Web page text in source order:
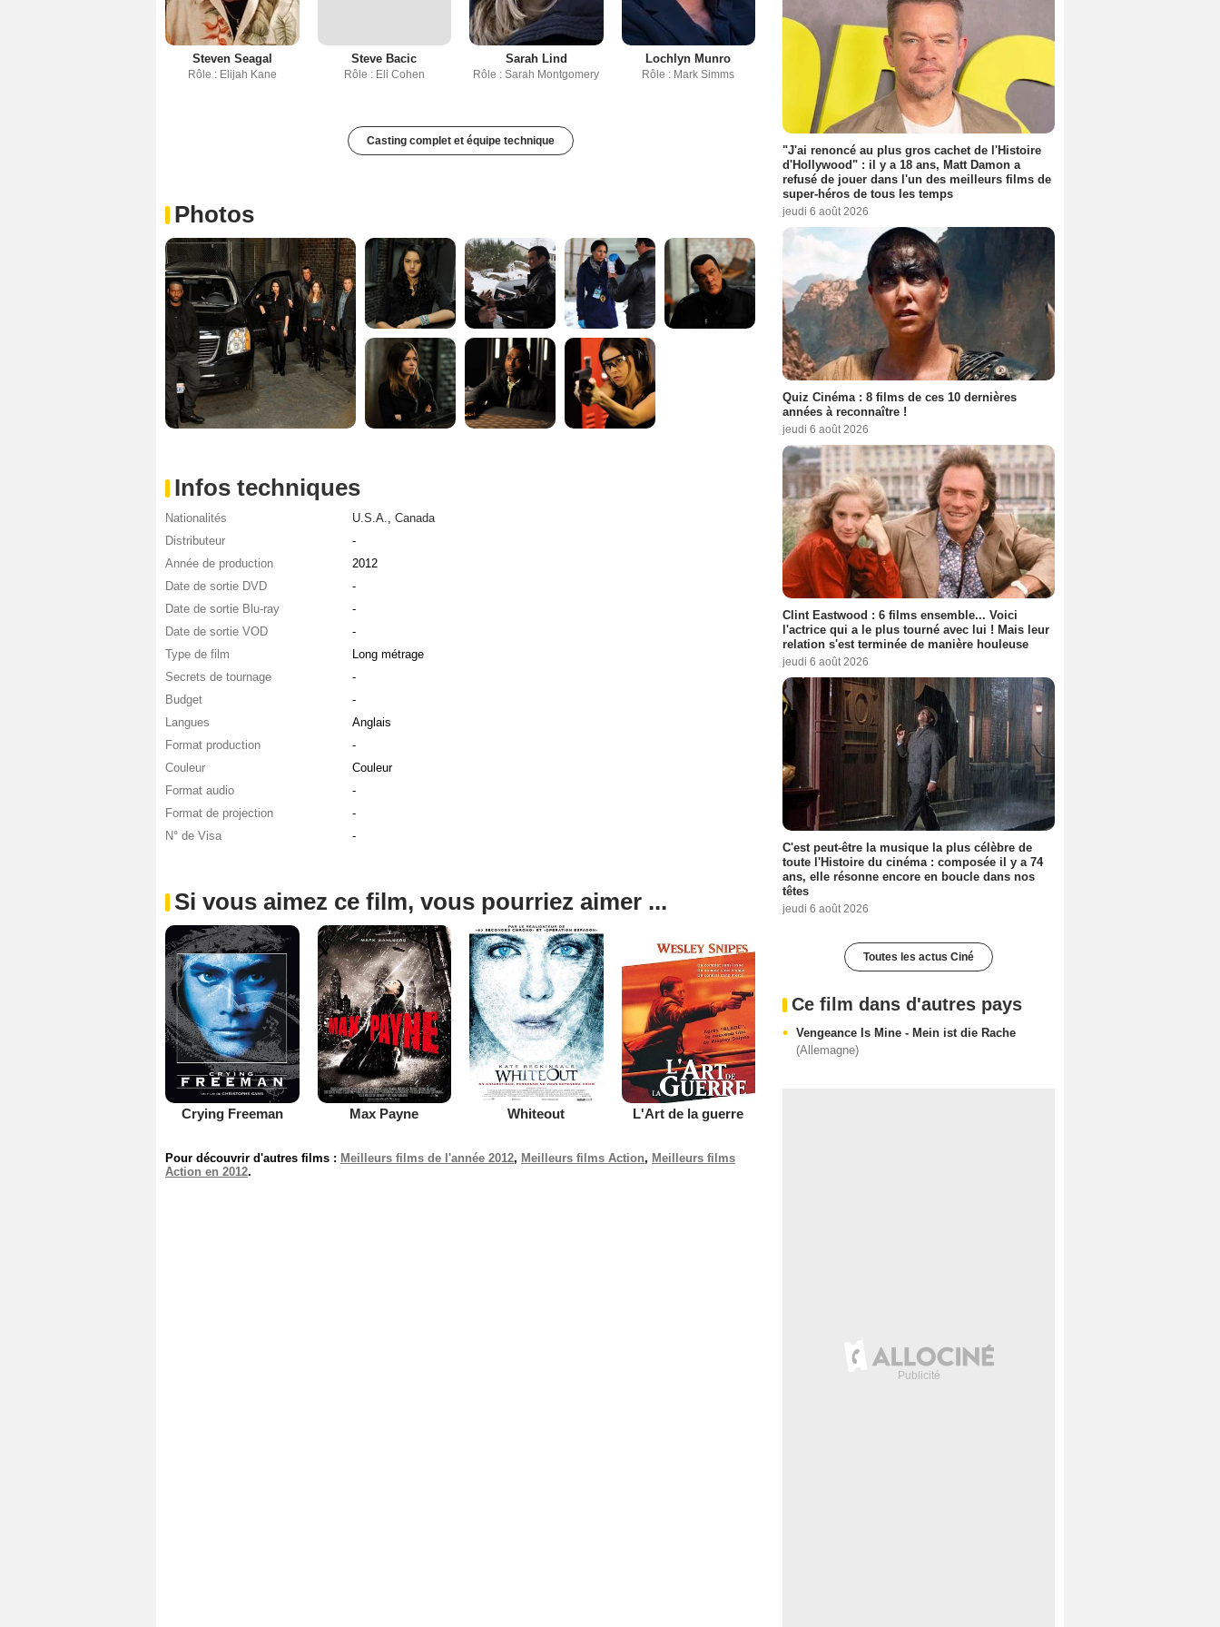
Steven Seagal
Rôle : Elijah Kane
Steve Bacic
Rôle : Eli Cohen
Sarah Lind
Rôle : Sarah Montgomery
Lochlyn Munro
Rôle : Mark Simms
Casting complet et équipe technique
Photos
Infos techniques
Nationalités U.S.A.
Canada
Distributeur
-
Année de production
2012
Date de sortie DVD
-
Date de sortie Blu-ray
-
Date de sortie VOD
-
Type de film
Long métrage
Secrets de tournage
-
Budget
-
Langues
Anglais
Format production
-
Couleur
Couleur
Format audio
-
Format de projection
-
N° de Visa
-
Si vous aimez ce film, vous pourriez aimer ...
Crying Freeman Max Payne Whiteout L'Art de la guerre
Pour découvrir d'autres films : Meilleurs films de l'année 2012, Meilleurs films Action, Meilleurs films
Action en 2012.
"J'ai renoncé au plus gros cachet de l'Histoire
d'Hollywood" : il y a 18 ans, Matt Damon a
refusé de jouer dans l'un des meilleurs films de
super-héros de tous les temps
jeudi 6 août 2026
Quiz Cinéma : 8 films de ces 10 dernières
années à reconnaître !
jeudi 6 août 2026
Clint Eastwood : 6 films ensemble... Voici
l'actrice qui a le plus tourné avec lui ! Mais leur
relation s'est terminée de manière houleuse
jeudi 6 août 2026
C'est peut-être la musique la plus célèbre de
toute l'Histoire du cinéma : composée il y a 74
ans, elle résonne encore en boucle dans nos
têtes
jeudi 6 août 2026
Toutes les actus Ciné
Ce film dans d'autres pays
Vengeance Is Mine - Mein ist die Rache
(Allemagne)